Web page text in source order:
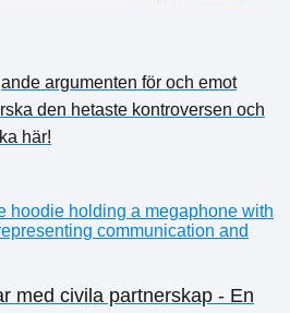
argumenten för och emot
den hetaste kontroversen och
här!
med civila partnerskap - En